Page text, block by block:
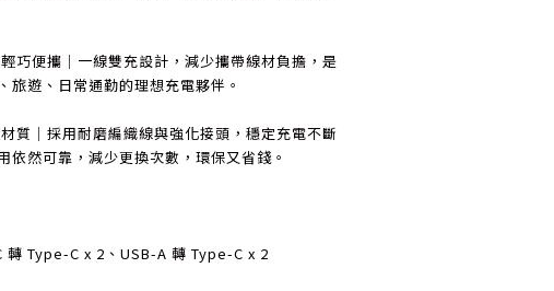
巧便攜｜一線雙充設計，減少攜帶線材負擔，是
旅遊、日常通勤的理想充電夥伴。
質｜採用耐磨編織線與強化接頭，穩定充電不斷
依然可靠，減少更換次數，環保又省錢。
轉 Type-C x 2、USB-A 轉 Type-C x 2